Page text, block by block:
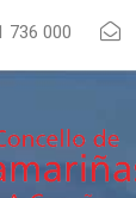
736 000